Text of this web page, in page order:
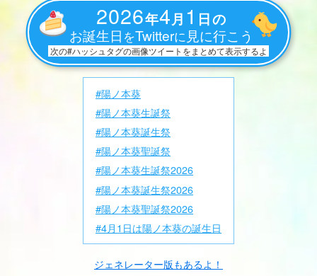
2026年4月 1 日の
お誕生日 をTwitterに 見に行こう
次の#ハッシュタグの画像ツイートをまとめて表示するよ
#陽ノ本葵
#陽ノ本葵生誕祭
#陽ノ本葵誕生祭
#陽ノ本葵聖誕祭
#陽ノ本葵生誕祭2026
#陽ノ本葵誕生祭2026
#陽ノ本葵聖誕祭2026
#4月1日は陽ノ本葵の誕生日
ジェネレーター版もあるよ！